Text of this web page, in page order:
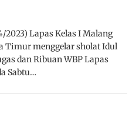
2023) Lapas Kelas I Malang
Timur menggelar sholat Idul
dan Ribuan WBP Lapas
Sabtu…